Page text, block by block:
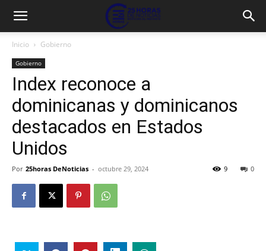
Inicio Gobierno
Gobierno
Index reconoce a
dominicanas y dominicanos
destacados en Estados
Unidos
Por 25horas DeNoticias - octubre 29, 2024 0
9